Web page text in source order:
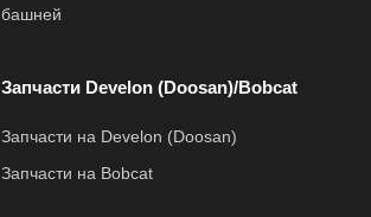
башней
Запчасти Develon (Doosan)/Bobcat
Запчасти на Develon (Doosan)
Запчасти на Bobcat